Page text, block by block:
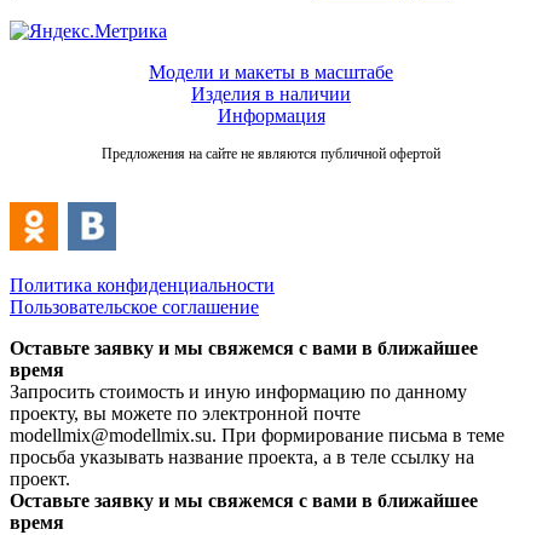
Модели и макеты в масштабе
Изделия в наличии
Информация
Предложения на сайте не являются публичной офертой
Политика конфиденциальности
Пользовательское соглашение
Оставьте заявку и мы свяжемся с вами в ближайшее
время
Запросить стоимость и иную информацию по данному
проекту, вы можете по электронной почте
modellmix@modellmix.su. При формирование письма в теме
просьба указывать название проекта, а в теле ссылку на
проект.
Оставьте заявку и мы свяжемся с вами в ближайшее
время